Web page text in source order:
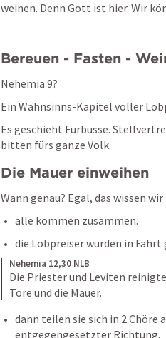
weinen. Denn Gott ist hier. Wir
Bereuen - Fasten -
Nehemia 9?
Ein Wahnsinns-Kapitel voller
Es geschieht Fürbusse.
bitten fürs ganze Volk.
Die Mauer einweihen
Wann genau? Egal, das wissen
alle kommen zusammen.
die Lobpreiser wurden in Fahrt
Nehemia 12,30 NLB
Die Priester und Leviten
Tore und die Mauer.
dann teilen sie sich in 2 Chöre
entgegengesetzter Richtung.